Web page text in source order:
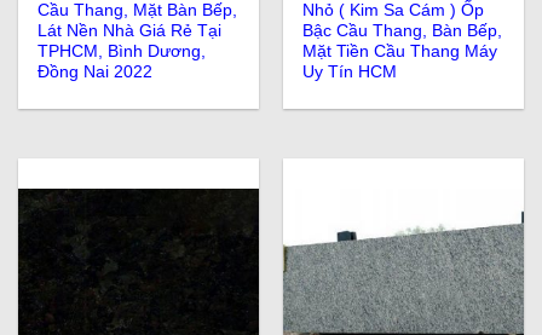
Cầu Thang, Mặt Bàn Bếp,
Lát Nền Nhà Giá Rẻ Tại
TPHCM, Bình Dương,
Đồng Nai 2022
Nhỏ ( Kim Sa Cám ) Ốp
Bậc Cầu Thang, Bàn Bếp,
Mặt Tiền Cầu Thang Máy
Uy Tín HCM